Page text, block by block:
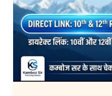
Direct
Link:
उत्तराखंड
बोर्ड
10वीं